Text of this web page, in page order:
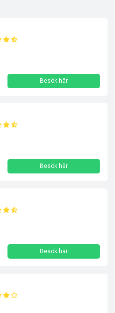
Besök här
Besök här
Besök här